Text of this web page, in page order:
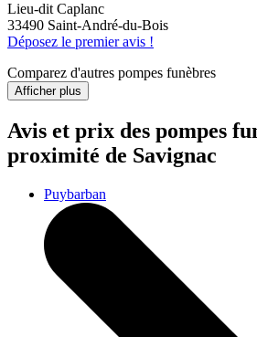
Lieu-dit Caplanc
33490 Saint-André-du-Bois
Déposez le premier avis !
Comparez d'autres pompes funèbres
Afficher plus
Avis et prix des pompes
proximité de Savignac
Puybarban